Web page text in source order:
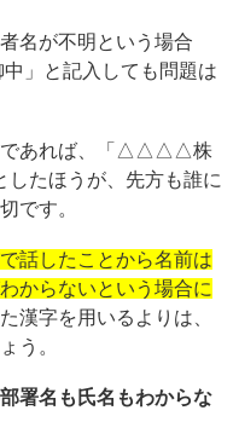
名が不明という場合
」と記入しても問題は
であれば、「△△△△株
したほうが、先方も誰に
です。
話したことから名前は
からないという場合に
漢字を用いるよりは、
う。
署名も氏名もわからな